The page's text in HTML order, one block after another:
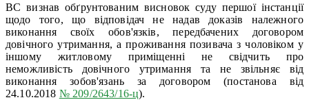
ВС визнав обґрунтованим висновок суду першої інстанції
щодо того, що відповідач не надав доказів належного
виконання своїх обов'язків, передбачених договором
довічного утримання, а проживання позивача з чоловіком у
іншому житловому приміщенні не свідчить про
неможливість довічного утримання та не звільняє від
виконання зобов'язань за договором (постанова від
24.10.2018 № 209/2643/16-ц).